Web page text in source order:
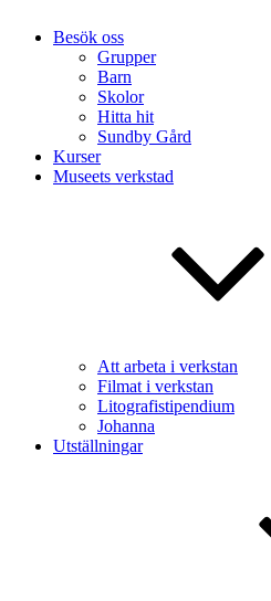
Besök oss
Grupper
Barn
Skolor
Hitta hit
Sundby Gård
Kurser
Museets verkstad
Att arbeta i verkstan
Filmat i verkstan
Litografistipendium
Johanna
Utställningar